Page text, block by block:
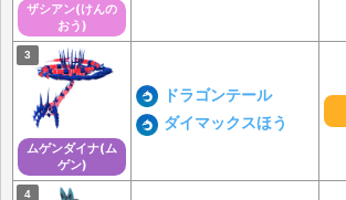
ザシアン(けんの
おう)
ムゲンダイナ(ム
ゲン)
ドラゴンテール
ダイマックスほう